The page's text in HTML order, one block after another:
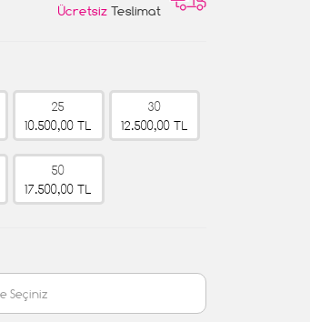
Ücretsiz Teslimat
25
10.500,00 TL
30
12.500,00 TL
50
17.500,00 TL